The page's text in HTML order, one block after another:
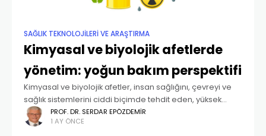
SAĞLIK TEKNOLOJİLERİ VE ARAŞTIRMA
Kimyasal ve biyolojik afetlerde
yönetim: yoğun bakım perspektifi
Kimyasal ve biyolojik afetler, insan sağlığını, çevreyi ve
sağlık sistemlerini ciddi biçimde tehdit eden, yüksek
mortalite ve morbidite oranlarına yol açabilen
olağanüstü durumlardır (1). Tarihsel süreçte kimyasal
PROF. DR. SERDAR EPÖZDEMIR
1 AY ÖNCE